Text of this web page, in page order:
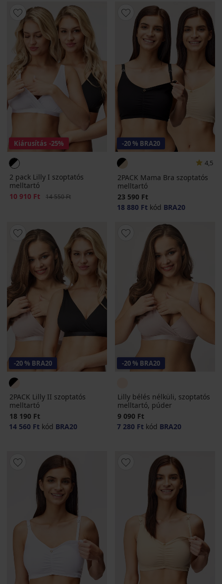
Kiárusítás -25%
2 pack Lilly I szoptatós
melltartó
Kedvezmény
10 910 Ft Eredeti ár
14 550 Ft
-20 % BRA20
4,5
2PACK Mama Bra szoptatós
melltartó
23 590 Ft
18 880 Ft kód BRA20
-20 % BRA20
2PACK Lilly II szoptatós
melltartó
18 190 Ft
14 560 Ft kód BRA20
-20 % BRA20
Lilly bélés nélküli, szoptatós
melltartó, púder
9 090 Ft
7 280 Ft kód BRA20